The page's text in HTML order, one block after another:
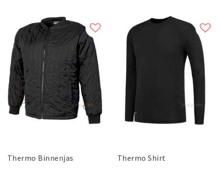
Thermo Binnenjas Thermo Shirt